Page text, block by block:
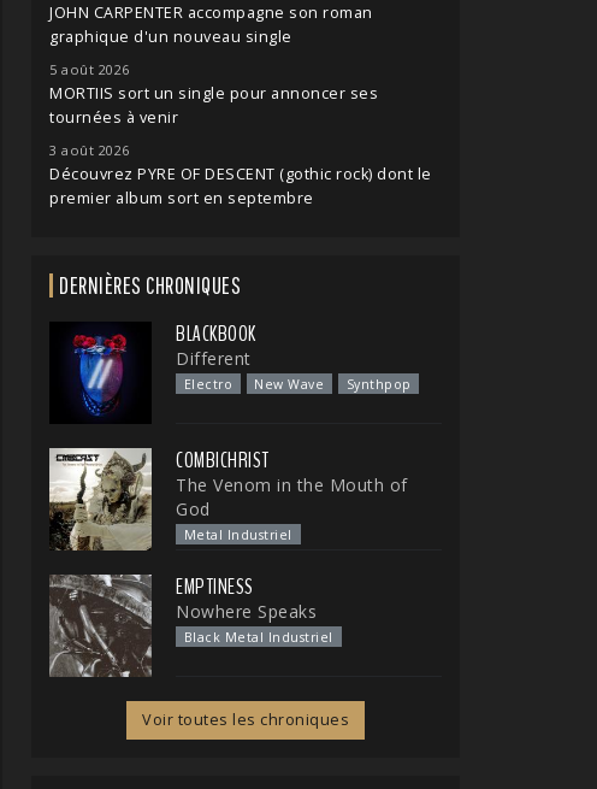
JOHN CARPENTER accompagne son roman
graphique d'un nouveau single
5 août 2026
MORTIIS sort un single pour annoncer ses
tournées à venir
3 août 2026
Découvrez PYRE OF DESCENT (gothic rock) dont le
premier album sort en septembre
DERNIÈRES CHRONIQUES
BLACKBOOK
Different
Electro New Wave Synthpop
COMBICHRIST
The Venom in the Mouth of
God
Metal Industriel
EMPTINESS
Nowhere Speaks
Black Metal Industriel
Voir toutes les chroniques